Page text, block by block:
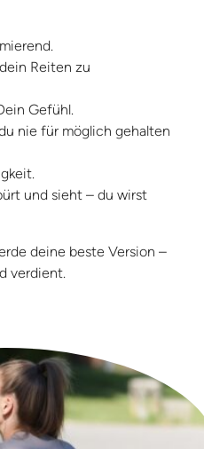
Reiten zu
Gefühl.
nie für möglich gehalten
und sieht – du wirst
deine beste Version –
verdient.